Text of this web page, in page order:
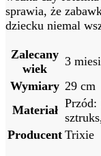
sprawia, że
dziecku niemal
Zalecany
wiek
3
Wymiary 29 cm
Materiał Przód:
Producent Trixie